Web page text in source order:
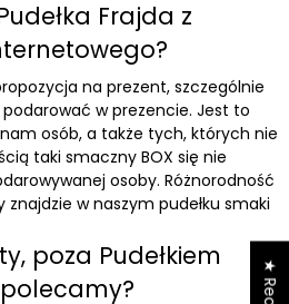
Frajda z
na prezent, szczególnie
w prezencie. Jest to
osób, a także tych, których nie
taki smaczny BOX się nie
osoby. Różnorodność
znajdzie w naszym pudełku smaki
poza Pudełkiem